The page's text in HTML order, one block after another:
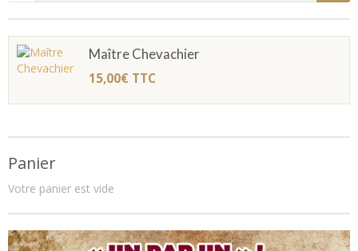
Maître Chevachier
15,00€ TTC
Panier
Votre panier est vide